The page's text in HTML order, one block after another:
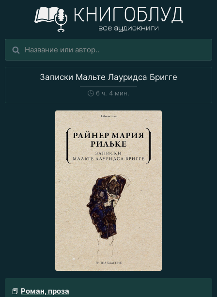
Записки Мальте Лауридса Бригге
🕒 6 ч. 4 мин.
📕 Роман, проза